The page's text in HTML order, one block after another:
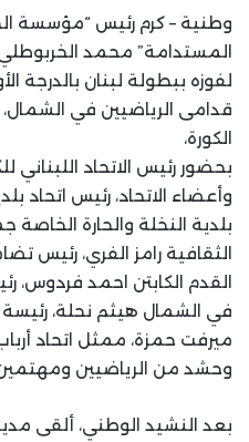
وطنية – كرم رئيس “مؤسسة
المستدامة” محمد
لفوزه ببطولة لبنان بالدرجة
قدامى الرياضيين في
الكورة،
بحضور رئيس الاتحاد اللبناني
وأعضاء الاتحاد، رئيس اتحاد
بلدية النخلة والحارة الخاصة
الثقافية رامز الفري، رئيس
القدم الكابتن احمد فردوس،
في الشمال هيثم نحلة، رئيسة
ميرفت حمزة، ممثل اتحاد
وحشد من الرياضيين
بعد النشيد الوطني، ألقى